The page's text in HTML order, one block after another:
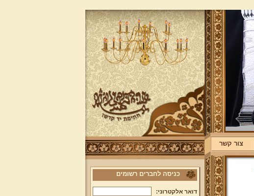
צור קשר
כניסה לחברים רשומים
דואר אלקטרוני: